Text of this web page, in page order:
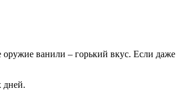
оружие ванили – горький вкус. Если даже
дней.